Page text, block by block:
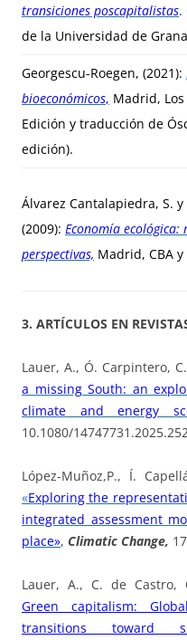
transiciones poscapitalistas.
de la Universidad de
Georgescu-Roegen, (2021):
bioeconómicos, Madrid,
Edición y traducción de
edición).
Álvarez Cantalapiedra, S.
(2009): Economía ecológica:
perspectivas, Madrid, CBA y
3. ARTÍCULOS EN
Lauer, A., Ó. Carpintero,
a missing South: an
climate and energy
10.1080/
López-Muñoz,P., Í.
«Exploring the
integrated assessment
place», Climatic Change,
Lauer, A., C. de Castro,
Green capitalism:
transitions toward